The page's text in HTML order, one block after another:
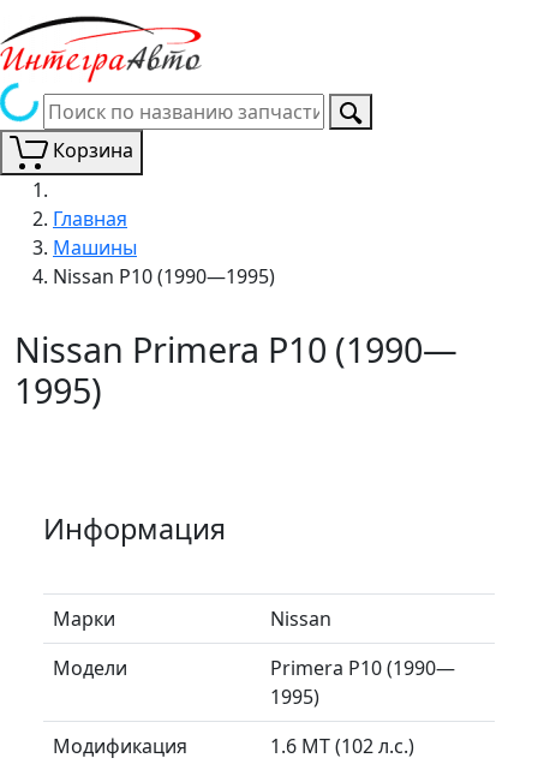
Корзина
Главная
Машины
Nissan P10 (1990—1995)
Nissan Primera P10 (1990—
1995)
Информация
Марки
Nissan
Модели
Primera P10 (1990—
1995)
Модификация
1.6 MT (102 л.с.)